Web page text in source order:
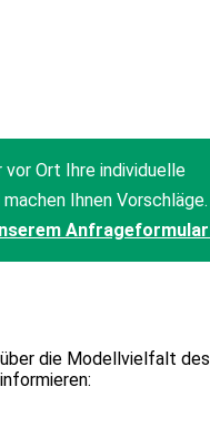
über die Modellvielfalt des